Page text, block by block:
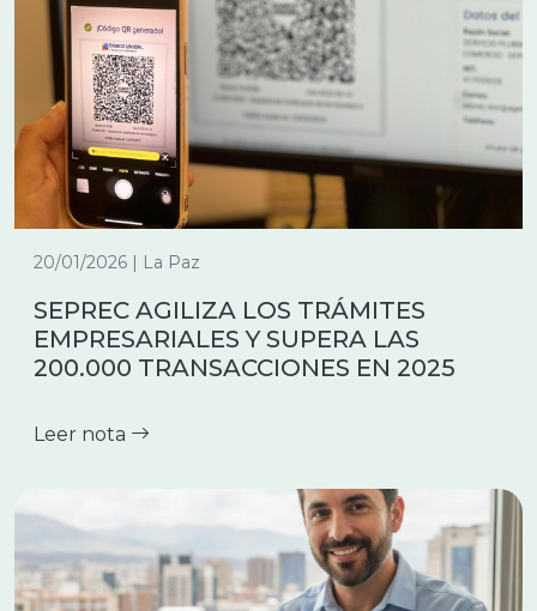
20/01/2026 | La Paz
SEPREC AGILIZA LOS TRÁMITES
EMPRESARIALES Y SUPERA LAS
200.000 TRANSACCIONES EN 2025
Leer nota